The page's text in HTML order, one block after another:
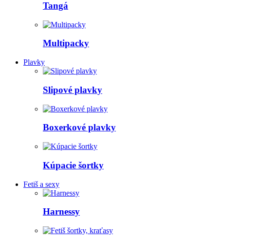
Tangá
Multipacky
Plavky
Slipové plavky
Boxerkové plavky
Kúpacie šortky
Fetiš a sexy
Harnessy